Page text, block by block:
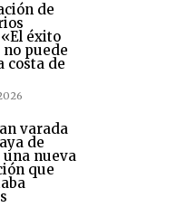
de
éxito
no puede
costa de
varada
de
nueva
que